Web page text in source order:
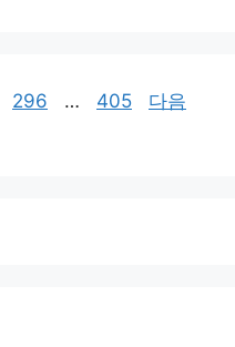
페
296 …
페
405
다음